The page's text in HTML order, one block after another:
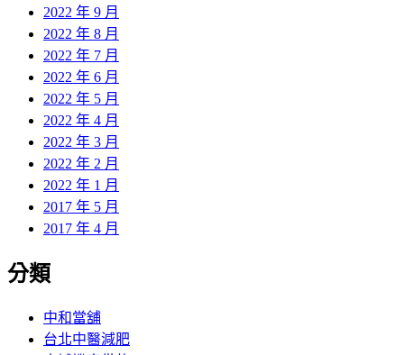
2022 年 9 月
2022 年 8 月
2022 年 7 月
2022 年 6 月
2022 年 5 月
2022 年 4 月
2022 年 3 月
2022 年 2 月
2022 年 1 月
2017 年 5 月
2017 年 4 月
分類
中和當舖
台北中醫減肥